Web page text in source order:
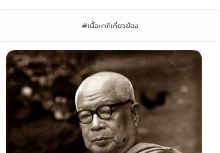
#เนื้อหาที่เกี่ยวข้อง